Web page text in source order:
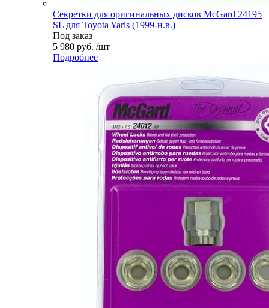
Секретки для оригинальных дисков McGard 24195
SL для Toyota Yaris (1999-н.в.)
Под заказ
5 980 руб. /шт
Подробнее